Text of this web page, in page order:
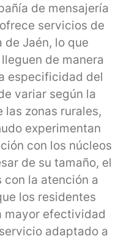
de mensajería
servicios de
de Jaén, lo que
de manera
especificidad del
variar según la
las zonas rurales,
experimentan
con los núcleos
de su tamaño, el
con la atención a
los residentes
mayor efectividad
adaptado a